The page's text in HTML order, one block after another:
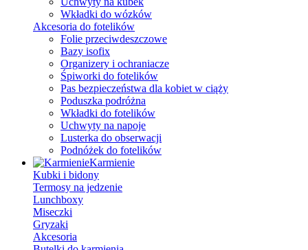
Wkładki do wózków
Akcesoria do fotelików
Folie przeciwdeszczowe
Bazy isofix
Organizery i ochraniacze
Śpiworki do fotelików
Pas bezpieczeństwa dla kobiet w ciąży
Poduszka podróżna
Wkładki do fotelików
Uchwyty na napoje
Lusterka do obserwacji
Podnóżek do fotelików
Karmienie
Kubki i bidony
Termosy na jedzenie
Lunchboxy
Miseczki
Gryzaki
Akcesoria